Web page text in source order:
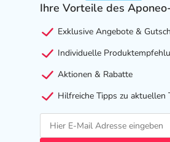
Ihre Vorteile des
Exklusive Angebote &
Individuelle
Aktionen & Rabatte
Hilfreiche Tipps zu aktuellen